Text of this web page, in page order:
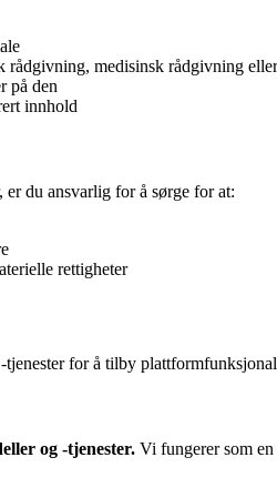
medisinsk rådgivning
på den
innhold
du ansvarlig for å sørge for at:
rettigheter
for å tilby
og -tjenester. Vi fungerer som